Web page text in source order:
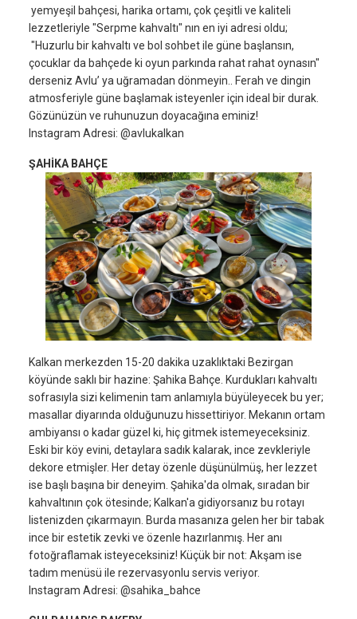
yemyeşil bahçesi, harika ortamı, çok çeşitli ve kaliteli
lezzetleriyle "Serpme kahvaltı" nın en iyi adresi oldu;
"Huzurlu bir kahvaltı ve bol sohbet ile güne başlansın,
çocuklar da bahçede ki oyun parkında rahat rahat oynasın"
derseniz Avlu’ ya uğramadan dönmeyin.. Ferah ve dingin
atmosferiyle güne başlamak isteyenler için ideal bir durak.
Gözünüzün ve ruhunuzun doyacağına eminiz!
Instagram Adresi: @avlukalkan
ŞAHİKA BAHÇE
Kalkan merkezden 15-20 dakika uzaklıktaki Bezirgan
köyünde saklı bir hazine: Şahika Bahçe. Kurdukları kahvaltı
sofrasıyla sizi kelimenin tam anlamıyla büyüleyecek bu yer;
masallar diyarında olduğunuzu hissettiriyor. Mekanın ortam
ambiyansı o kadar güzel ki, hiç gitmek istemeyeceksiniz.
Eski bir köy evini, detaylara sadık kalarak, ince zevkleriyle
dekore etmişler. Her detay özenle düşünülmüş, her lezzet
ise başlı başına bir deneyim. Şahika'da olmak, sıradan bir
kahvaltının çok ötesinde; Kalkan'a gidiyorsanız bu rotayı
listenizden çıkarmayın. Burda masanıza gelen her bir tabak
ince bir estetik zevki ve özenle hazırlanmış. Her anı
fotoğraflamak isteyeceksiniz! Küçük bir not: Akşam ise
tadım menüsü ile rezervasyonlu servis veriyor.
Instagram Adresi: @sahika_bahce